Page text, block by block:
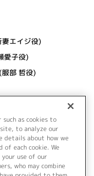
エイジ役)
愛子役)
部 哲役)
as cookies to
to analyze our
details about how we
each cookie. We
use of our
who may combine